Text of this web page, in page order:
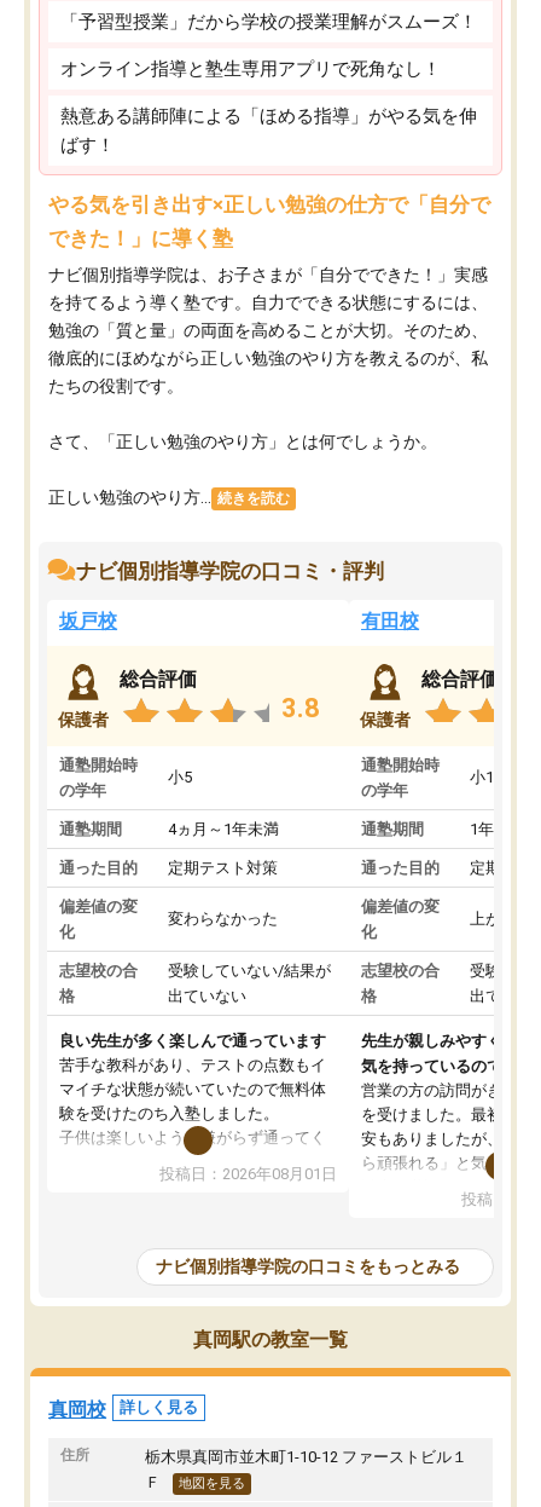
「予習型授業」だから学校の授業理解がスムーズ！
オンライン指導と塾生専用アプリで死角なし！
熱意ある講師陣による「ほめる指導」がやる気を伸
ばす！
やる気を引き出す×正しい勉強の仕方で「自分で
できた！」に導く塾
ナビ個別指導学院は、お子さまが「自分でできた！」実感
を持てるよう導く塾です。自力でできる状態にするには、
勉強の「質と量」の両面を高めることが大切。そのため、
徹底的にほめながら正しい勉強のやり方を教えるのが、私
たちの役割です。
さて、「正しい勉強のやり方」とは何でしょうか。
正しい勉強のやり方... 続きを読む
ナビ個別指導学院の口コミ・評判
坂戸校
保護者
総合評価
3.8
通塾開始時
の学年
小5
通塾期間 4ヵ月～1年未満
通った目的 定期テスト対策
偏差値の変
化
変わらなかった
志望校の合
格
受験していない/結果が
出ていない
良い先生が多く楽しんで通っています
苦手な教科があり、テストの点数もイ
マイチな状態が続いていたので無料体
験を受けたのち入塾しました。
子供は楽しいようで嫌がらず通ってく
先生は良い方が多く、いつも笑顔で対
教室は少し狭い印象なので夜の時間帯
など生徒さんが多い時間帯は手狭では
ないかな？と感じます。
また駅前にあるのでアクセスは良いで
すが駐車場がないのでお迎えの際に近
隣のコインパーキングを利用または路
上駐車をするしかない点が少し不便で
投稿日：2026年08月01日
有田校
保護者
総合評価
通塾開始時
の学年
小1
通塾期間 1年以上
通った目的 定期テス
偏差値の変
化
上がった
志望校の合
格
受験して
出ていな
先生が親しみやすく勉強
気を持っているので安心
営業の方の訪問がきっか
を受けました。最初は続
安もありましたが、子ど
ら頑張れる」と気に入り
ても分かりやすく、学
方を丁寧に教えてくださ
が深まっていると感じま
熱心で、一人ひとりの苦
前より勉強に前向きに取
りたいと思える塾です。
投稿日：
ナビ個別指導学院の口コミをもっとみる
真岡駅の教室一覧
真岡校 詳しく見る
住所
栃木県真岡市並木町1-10-12 ファーストビル１
Ｆ
地図を見る